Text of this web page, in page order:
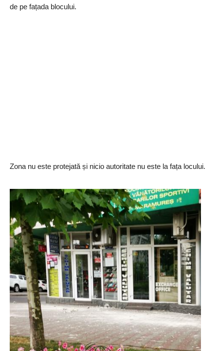
de pe fațada blocului.
Zona nu este protejată și nicio autoritate nu este la fața locului.